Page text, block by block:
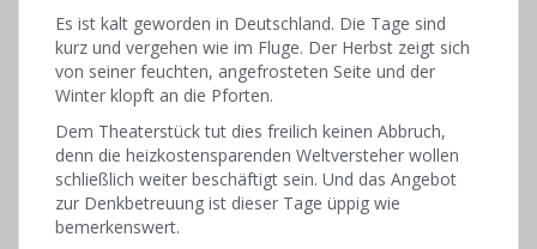
Es ist kalt geworden in Deutschland. Die Tage sind
kurz und vergehen wie im Fluge. Der Herbst zeigt sich
von seiner feuchten, angefrosteten Seite und der
Winter klopft an die Pforten.
Dem Theaterstück tut dies freilich keinen Abbruch,
denn die heizkostensparenden Weltversteher wollen
schließlich weiter beschäftigt sein. Und das Angebot
zur Denkbetreuung ist dieser Tage üppig wie
bemerkenswert.